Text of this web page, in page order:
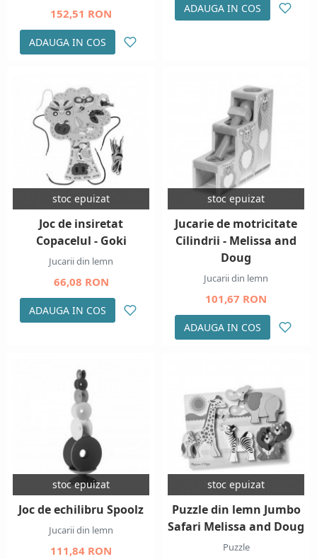
152,51 RON
ADAUGA IN COS
ADAUGA IN COS
stoc epuizat
Joc de insiretat
Copacelul - Goki
Jucarii din lemn
66,08 RON
ADAUGA IN COS
stoc epuizat
Jucarie de motricitate
Cilindrii - Melissa and
Doug
Jucarii din lemn
101,67 RON
ADAUGA IN COS
stoc epuizat
Joc de echilibru Spoolz
Jucarii din lemn
111,84 RON
stoc epuizat
Puzzle din lemn Jumbo
Safari Melissa and Doug
Puzzle